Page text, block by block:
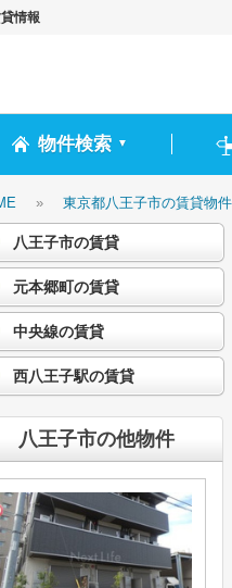
情報
物件検索 ▼
» 東京都八王子市の賃貸物
八王子市の賃貸
元本郷町の賃貸
中央線の賃貸
西八王子駅の賃貸
八王子市の他物件